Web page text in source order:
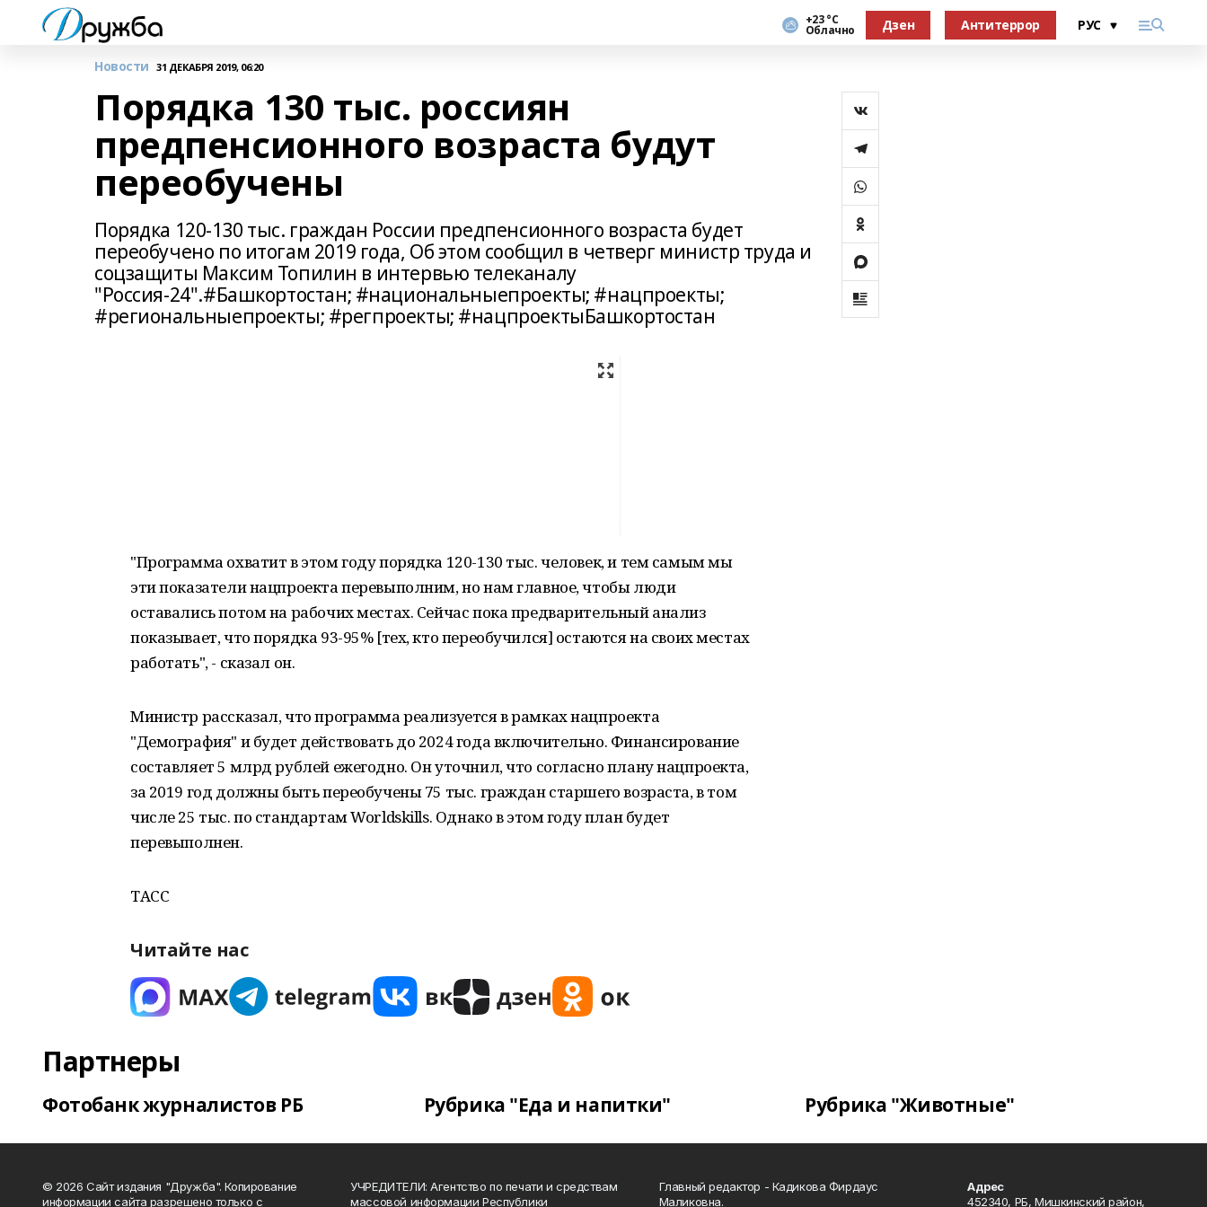
+23 °С
Облачно Дзен Антитеррор
Новости 31 ДЕКАБРЯ 2019, 06:20
Порядка 130 тыс. россиян
предпенсионного возраста будут
переобучены
Порядка 120-130 тыс. граждан России предпенсионного возраста будет
переобучено по итогам 2019 года, Об этом сообщил в четверг министр труда и
соцзащиты Максим Топилин в интервью телеканалу
"Россия-24".#Башкортостан; #национальныепроекты; #нацпроекты;
#региональныепроекты; #регпроекты; #нацпроектыБашкортостан
"Программа охватит в этом году порядка 120-130 тыс. человек, и тем самым мы
эти показатели нацпроекта перевыполним, но нам главное, чтобы люди
оставались потом на рабочих местах. Сейчас пока предварительный анализ
показывает, что порядка 93-95% [тех, кто переобучился] остаются на своих местах
работать", - сказал он.
Министр рассказал, что программа реализуется в рамках нацпроекта
"Демография" и будет действовать до 2024 года включительно. Финансирование
составляет 5 млрд рублей ежегодно. Он уточнил, что согласно плану нацпроекта,
за 2019 год должны быть переобучены 75 тыс. граждан старшего возраста, в том
числе 25 тыс. по стандартам Worldskills. Однако в этом году план будет
перевыполнен.
ТАСС
Читайте нас
Партнеры
Фотобанк журналистов РБ Рубрика "Еда и напитки" Рубрика "Животные"
© 2026 Сайт издания "Дружба". Копирование
информации сайта разрешено только с
УЧРЕДИТЕЛИ: Агентство по печати и средствам
массовой информации Республики
Главный редактор - Кадикова Фирдаус
Маликовна.
Адрес
452340, РБ, Мишкинский район,